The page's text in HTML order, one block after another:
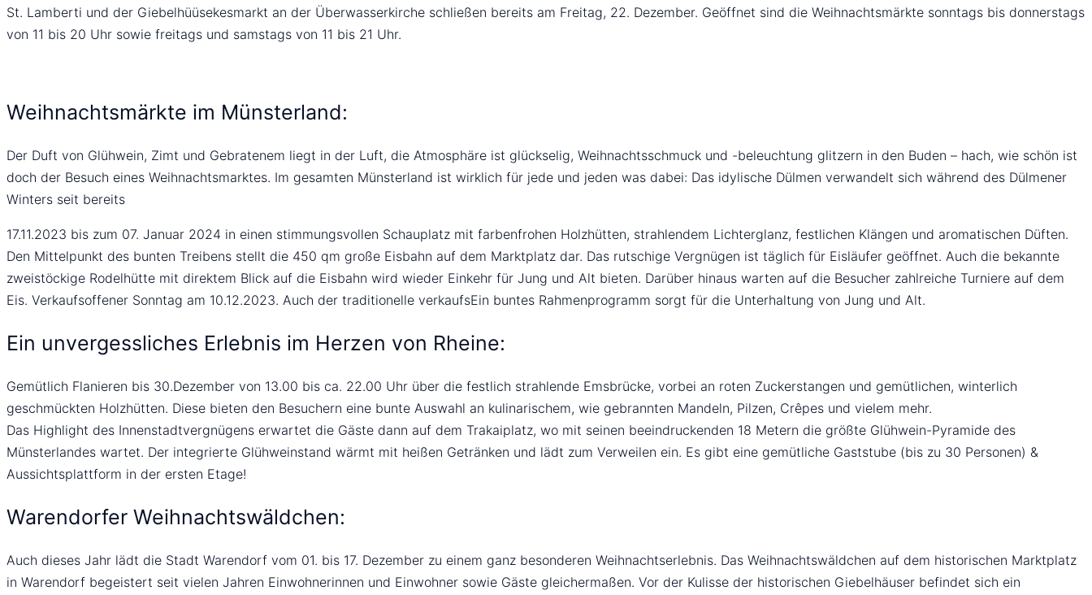
St. Lamberti und der Giebelhüüsekesmarkt an der Überwasserkirche schließen bereits am Freitag, 22. Dezember. Geöffnet sind die Weihnachtsmärkte sonntags bis donnerstags
von 11 bis 20 Uhr sowie freitags und samstags von 11 bis 21 Uhr.
Weihnachtsmärkte im Münsterland:
Der Duft von Glühwein, Zimt und Gebratenem liegt in der Luft, die Atmosphäre ist glückselig, Weihnachtsschmuck und -beleuchtung glitzern in den Buden – hach, wie schön ist
doch der Besuch eines Weihnachtsmarktes. Im gesamten Münsterland ist wirklich für jede und jeden was dabei: Das idylische Dülmen verwandelt sich während des Dülmener
Winters seit bereits
17.11.2023 bis zum 07. Januar 2024 in einen stimmungsvollen Schauplatz mit farbenfrohen Holzhütten, strahlendem Lichterglanz, festlichen Klängen und aromatischen Düften.
Den Mittelpunkt des bunten Treibens stellt die 450 qm große Eisbahn auf dem Marktplatz dar. Das rutschige Vergnügen ist täglich für Eisläufer geöffnet. Auch die bekannte
zweistöckige Rodelhütte mit direktem Blick auf die Eisbahn wird wieder Einkehr für Jung und Alt bieten. Darüber hinaus warten auf die Besucher zahlreiche Turniere auf dem
Eis. Verkaufsoffener Sonntag am 10.12.2023. Auch der traditionelle verkaufsEin buntes Rahmenprogramm sorgt für die Unterhaltung von Jung und Alt.
Ein unvergessliches Erlebnis im Herzen von Rheine:
Gemütlich Flanieren bis 30.Dezember von 13.00 bis ca. 22.00 Uhr über die festlich strahlende Emsbrücke, vorbei an roten Zuckerstangen und gemütlichen, winterlich
geschmückten Holzhütten. Diese bieten den Besuchern eine bunte Auswahl an kulinarischem, wie gebrannten Mandeln, Pilzen, Crêpes und vielem mehr.
Das Highlight des Innenstadtvergnügens erwartet die Gäste dann auf dem Trakaiplatz, wo mit seinen beeindruckenden 18 Metern die größte Glühwein-Pyramide des
Münsterlandes wartet. Der integrierte Glühweinstand wärmt mit heißen Getränken und lädt zum Verweilen ein. Es gibt eine gemütliche Gaststube (bis zu 30 Personen) &
Aussichtsplattform in der ersten Etage!
Warendorfer Weihnachtswäldchen:
Auch dieses Jahr lädt die Stadt Warendorf vom 01. bis 17. Dezember zu einem ganz besonderen Weihnachtserlebnis. Das Weihnachtswäldchen auf dem historischen Marktplatz
in Warendorf begeistert seit vielen Jahren Einwohnerinnen und Einwohner sowie Gäste gleichermaßen. Vor der Kulisse der historischen Giebelhäuser befindet sich ein